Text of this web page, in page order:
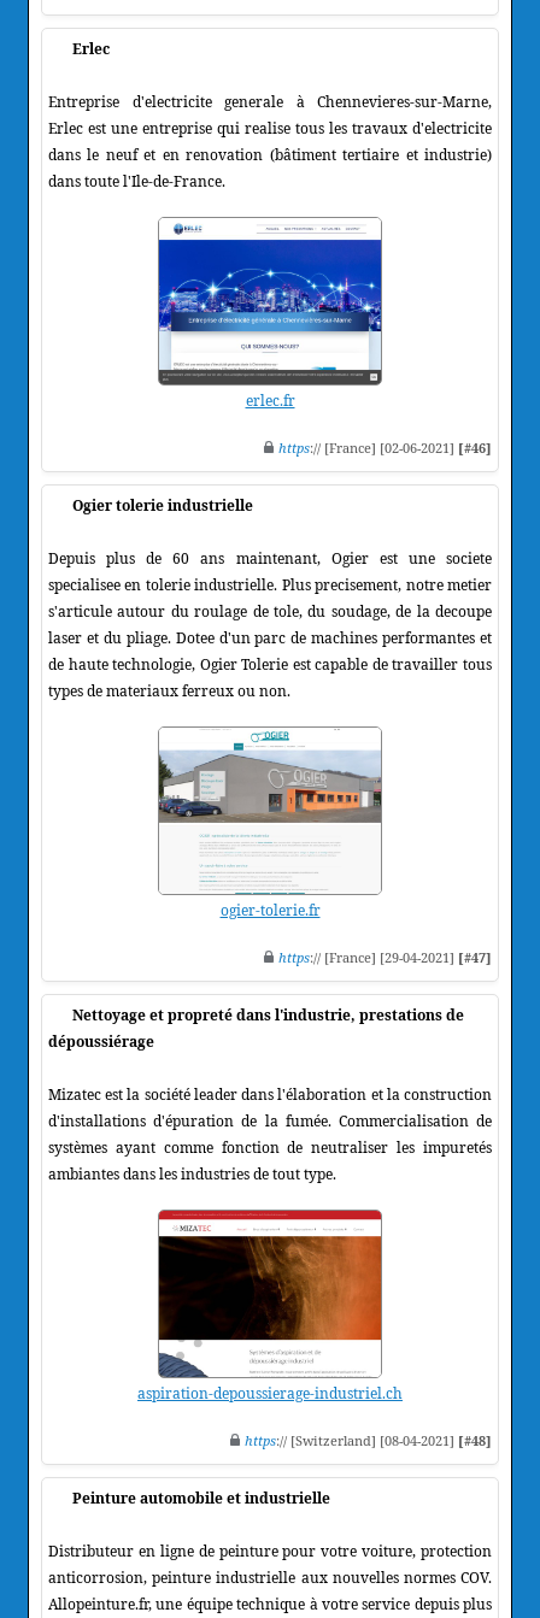
Erlec
Entreprise d'electricite generale à Chennevieres-sur-Marne,
Erlec est une entreprise qui realise tous les travaux d'electricite
dans le neuf et en renovation (bâtiment tertiaire et industrie)
dans toute l'Ile-de-France.
erlec.fr
https:// [France] [02-06-2021] [#46]
Ogier tolerie industrielle
Depuis plus de 60 ans maintenant, Ogier est une societe
specialisee en tolerie industrielle. Plus precisement, notre metier
s'articule autour du roulage de tole, du soudage, de la decoupe
laser et du pliage. Dotee d'un parc de machines performantes et
de haute technologie, Ogier Tolerie est capable de travailler tous
types de materiaux ferreux ou non.
ogier-tolerie.fr
https:// [France] [29-04-2021] [#47]
Nettoyage et propreté dans l'industrie, prestations de
dépoussiérage
Mizatec est la société leader dans l'élaboration et la construction
d'installations d'épuration de la fumée. Commercialisation de
systèmes ayant comme fonction de neutraliser les impuretés
ambiantes dans les industries de tout type.
aspiration-depoussierage-industriel.ch
https:// [Switzerland] [08-04-2021] [#48]
Peinture automobile et industrielle
Distributeur en ligne de peinture pour votre voiture, protection
anticorrosion, peinture industrielle aux nouvelles normes COV.
Allopeinture.fr, une équipe technique à votre service depuis plus